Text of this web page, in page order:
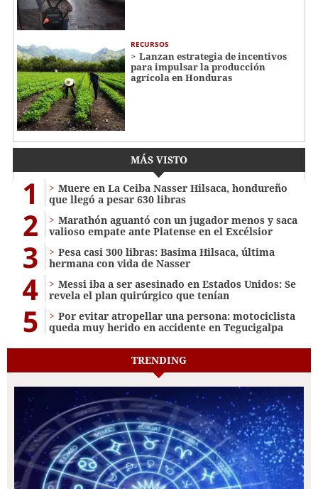
RECURSOS
Lanzan estrategia de incentivos
para impulsar la producción
agrícola en Honduras
MÁS VISTO
1
Muere en La Ceiba Nasser Hilsaca, hondureño
que llegó a pesar 630 libras
2
Marathón aguantó con un jugador menos y saca
valioso empate ante Platense en el Excélsior
3
Pesa casi 300 libras: Basima Hilsaca, última
hermana con vida de Nasser
4
Messi iba a ser asesinado en Estados Unidos: Se
revela el plan quirúrgico que tenían
5
Por evitar atropellar una persona: motociclista
queda muy herido en accidente en Tegucigalpa
TRENDING